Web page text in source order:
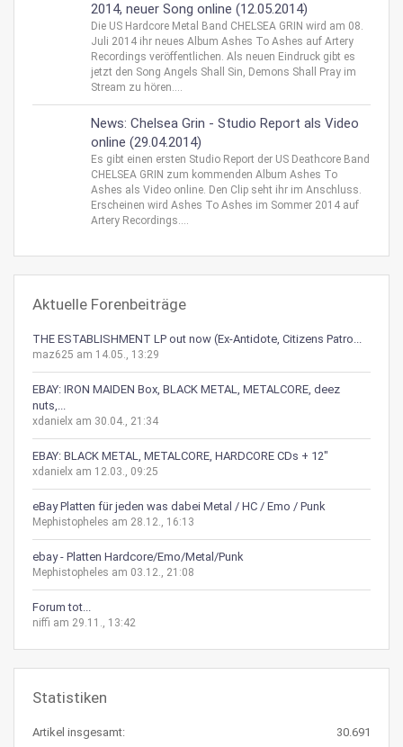
2014, neuer Song online (12.05.2014)
Die US Hardcore Metal Band CHELSEA GRIN wird am 08.
Juli 2014 ihr neues Album Ashes To Ashes auf Artery
Recordings veröffentlichen. Als neuen Eindruck gibt es
jetzt den Song Angels Shall Sin, Demons Shall Pray im
Stream zu hören....
News: Chelsea Grin - Studio Report als Video
online (29.04.2014)
Es gibt einen ersten Studio Report der US Deathcore Band
CHELSEA GRIN zum kommenden Album Ashes To
Ashes als Video online. Den Clip seht ihr im Anschluss.
Erscheinen wird Ashes To Ashes im Sommer 2014 auf
Artery Recordings....
Aktuelle Forenbeiträge
THE ESTABLISHMENT LP out now (Ex-Antidote, Citizens Patro...
maz625 am 14.05., 13:29
EBAY: IRON MAIDEN Box, BLACK METAL, METALCORE, deez
nuts,...
xdanielx am 30.04., 21:34
EBAY: BLACK METAL, METALCORE, HARDCORE CDs + 12"
xdanielx am 12.03., 09:25
eBay Platten für jeden was dabei Metal / HC / Emo / Punk
Mephistopheles am 28.12., 16:13
ebay - Platten Hardcore/Emo/Metal/Punk
Mephistopheles am 03.12., 21:08
Forum tot...
niffi am 29.11., 13:42
Statistiken
Artikel insgesamt: 30.691